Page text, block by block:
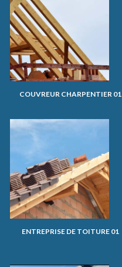
COUVREUR CHARPENTIER 01
ENTREPRISE DE TOITURE 01